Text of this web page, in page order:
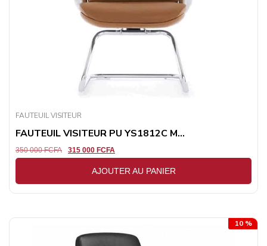
FAUTEUIL VISITEUR
FAUTEUIL VISITEUR PU YS1812C M...
350 000FCFA 315 000 FCFA
AJOUTER AU PANIER
10 %